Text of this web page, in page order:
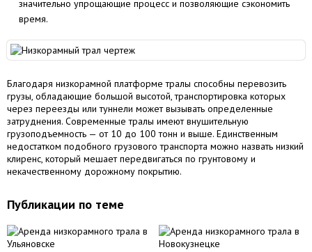
значительно упрощающие процесс и позволяющие сэкономить
время.
Благодаря низкорамной платформе тралы способны перевозить
грузы, обладающие большой высотой, транспортировка которых
через переезды или туннели может вызывать определенные
затруднения. Современные тралы имеют внушительную
грузоподъемность — от 10 до 100 тонн и выше. Единственным
недостатком подобного грузового транспорта можно назвать низкий
клиренс, который мешает передвигаться по грунтовому и
некачественному дорожному покрытию.
Публикации по теме